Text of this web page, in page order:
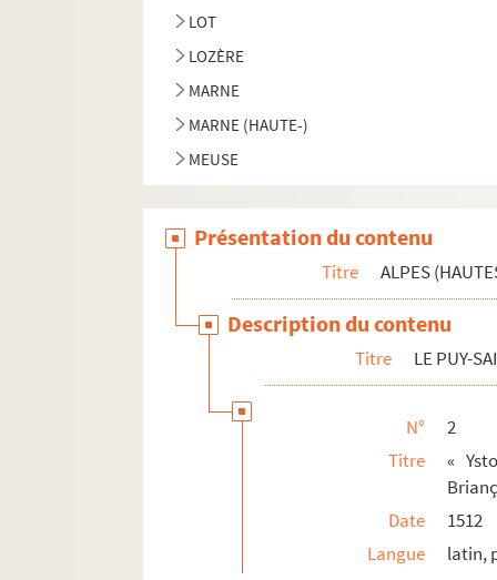
LOT
LOZÈRE
MARNE
MARNE (HAUTE-)
MEUSE
PAS-DE-CALAIS
RHONE
SAONE-ET-LOIRE
SEINE-INFÉRIEURE
Présentation du contenu
Titre ALPES
Description du contenu
Titre LE PUY-
N°
2
Titre
«
Date
1512
Langue
latin,